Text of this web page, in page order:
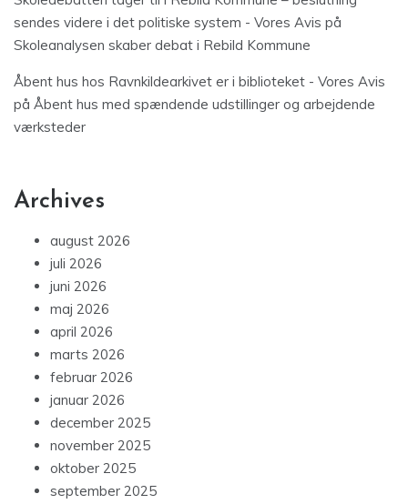
sendes videre i det politiske system - Vores Avis på
Skoleanalysen skaber debat i Rebild Kommune
Åbent hus hos Ravnkildearkivet er i biblioteket - Vores Avis
på Åbent hus med spændende udstillinger og arbejdende
værksteder
Archives
august 2026
juli 2026
juni 2026
maj 2026
april 2026
marts 2026
februar 2026
januar 2026
december 2025
november 2025
oktober 2025
september 2025